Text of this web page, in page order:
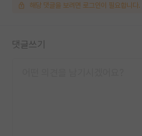
해당 댓글을 보려면 로그인이 필요합니다.
댓글쓰기